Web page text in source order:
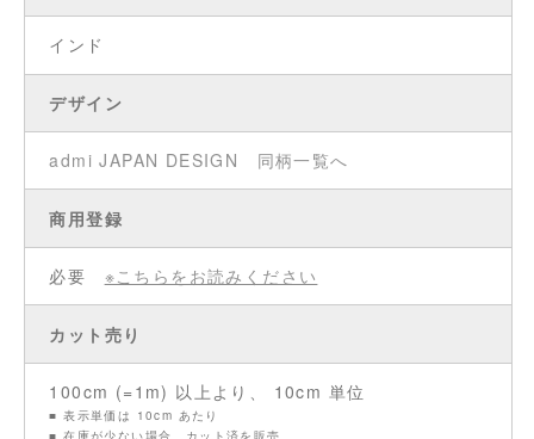
インド
デザイン
admi JAPAN DESIGN 同柄一覧へ
商用登録
必要 ※こちらをお読みください
カット売り
100cm (=1m) 以上より、 10cm 単位
■ 表示単価は 10cm あたり
■ 在庫が少ない場合、カット済を販売